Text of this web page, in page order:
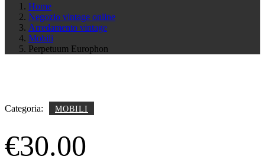
Home
Negozio vintage online
Arredamento vintage
Mobili
Perpetuum Europhon
Categoria: MOBILI
€30.00